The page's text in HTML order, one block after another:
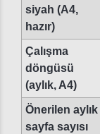
siyah (A4,
hazır)
Çalışma
döngüsü
(aylık, A4)
Önerilen aylık
sayfa sayısı